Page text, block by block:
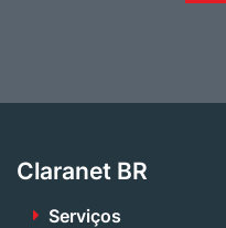
Claranet BR
Serviços